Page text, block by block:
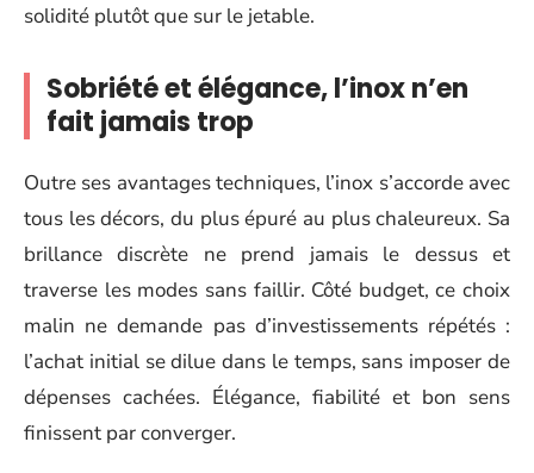
solidité plutôt que sur le jetable.
Sobriété et élégance, l’inox n’en
fait jamais trop
Outre ses avantages techniques, l’inox s’accorde avec
tous les décors, du plus épuré au plus chaleureux. Sa
brillance discrète ne prend jamais le dessus et
traverse les modes sans faillir. Côté budget, ce choix
malin ne demande pas d’investissements répétés :
l’achat initial se dilue dans le temps, sans imposer de
dépenses cachées. Élégance, fiabilité et bon sens
finissent par converger.